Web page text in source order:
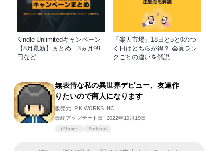
Kindle Unlimitedキャンペーン
【8月最新】まとめ｜3ヵ月99
円など
「楽天市場」18日と5と0のつ
く日はどちらが得？ 会員ラン
クごとの違いを解説
無表情な私の異世界デビュー、友達作
りたいので商人になります
販売元: P.K.WORKS INC.
最終アップデート日: 2022年10月19日
iPhone Android